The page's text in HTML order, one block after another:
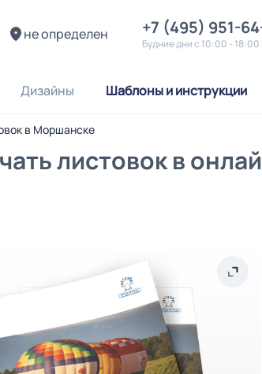
не определен +7 (495) 951-
Будние дни с 10:00 - 18:00
Дизайны Шаблоны и инструкции
в Моршанске
листовок в